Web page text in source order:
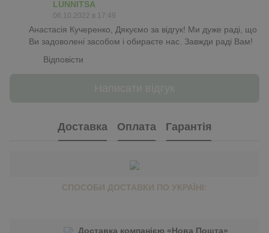
LUNNITSA
06.10.2022 в 17:49
Анастасія Кучеренко, Дякуємо за відгук! Ми дуже раді, що
Ви задоволені засобом і обираєте нас. Завжди раді Вам!
Відповісти
Доставка Оплата Гарантія
СПОСОБИ ДОСТАВКИ ПО УКРАЇНІ:
Доставка компанією «Нова Пошта»